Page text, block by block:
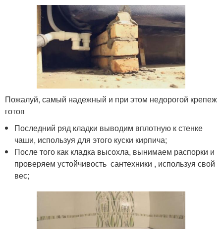
Пожалуй, самый надежный и при этом недорогой крепеж
готов
Последний ряд кладки выводим вплотную к стенке
чаши, используя для этого куски кирпича;
После того как кладка высохла, вынимаем распорки и
проверяем устойчивость сантехники , используя свой
вес;